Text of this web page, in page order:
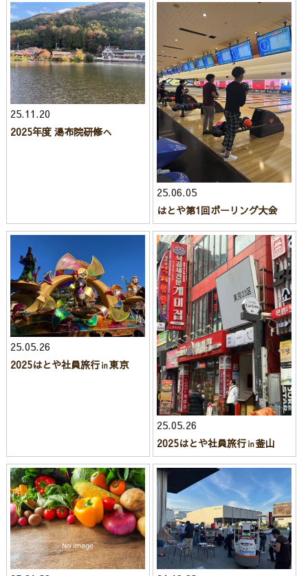
25.11.20
2025年度 湯布院研修へ
25.06.05
はとや第1回ボーリング大会
25.05.26
2025はとや社員旅行㏌東京
25.05.26
2025はとや社員旅行㏌釜山